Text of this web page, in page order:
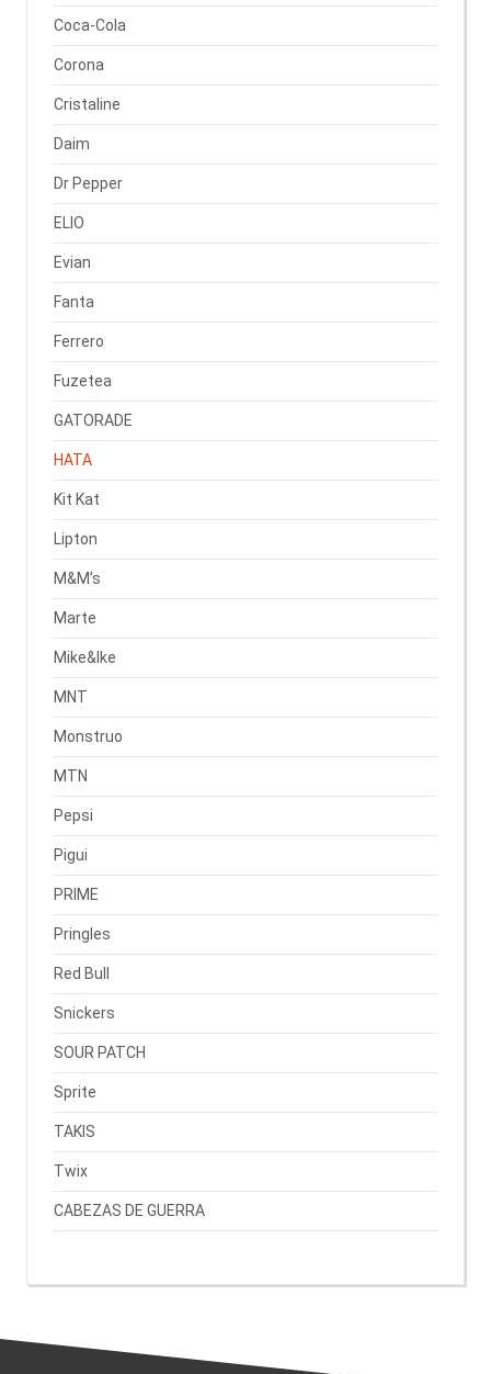
Coca-Cola
Corona
Cristaline
Daim
Dr Pepper
ELIO
Evian
Fanta
Ferrero
Fuzetea
GATORADE
HATA
Kit Kat
Lipton
M&M’s
Marte
Mike&Ike
MNT
Monstruo
MTN
Pepsi
Pigui
PRIME
Pringles
Red Bull
Snickers
SOUR PATCH
Sprite
TAKIS
Twix
CABEZAS DE GUERRA